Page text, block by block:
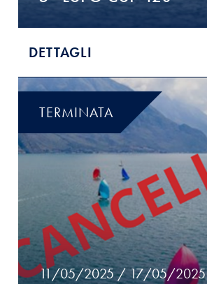
DETTAGLI
TERMINATA
11/05/2025 / 17/05/2025